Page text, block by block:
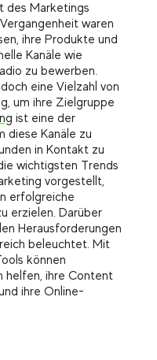
des Marketings
waren
ihre Produkte und
Kanäle wie
zu bewerben.
eine Vielzahl von
um ihre Zielgruppe
ist eine der
diese Kanäle zu
in Kontakt zu
wichtigsten Trends
vorgestellt,
erfolgreiche
erzielen. Darüber
Herausforderungen
beleuchtet. Mit
können
helfen, ihre Content
ihre Online-